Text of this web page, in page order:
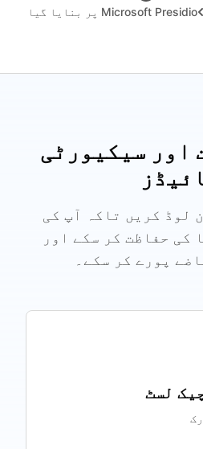
Microsoft Presidio پر بنایا گیا
اور سیکیورٹی
لوڈ کریں تاکہ آپ کی
کی حفاظت کر سکے اور
پورے کر سکے۔